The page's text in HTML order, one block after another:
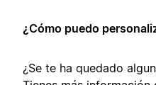
¿Cómo puedo
¿Se te ha quedado